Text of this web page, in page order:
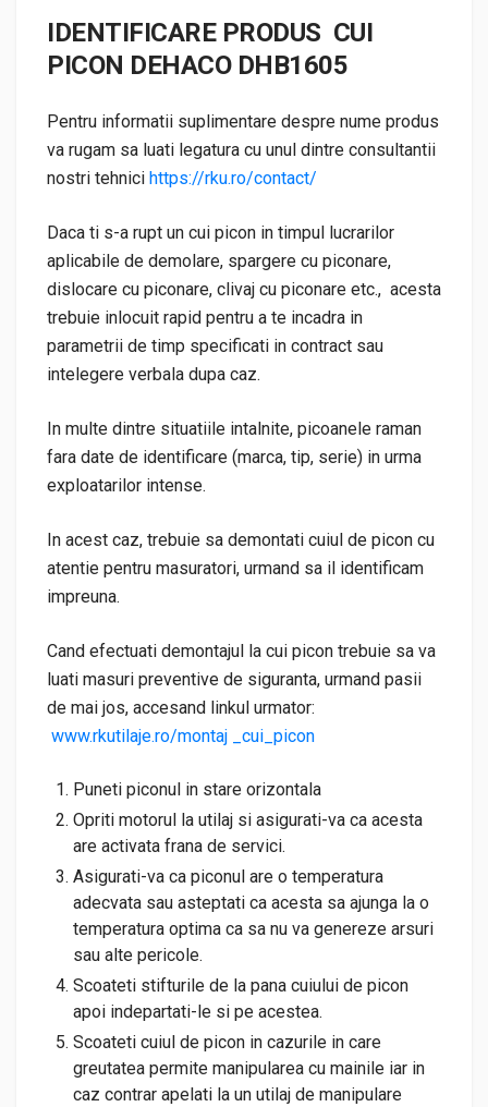
IDENTIFICARE PRODUS CUI
PICON DEHACO DHB1605
Pentru informatii suplimentare despre nume produs
va rugam sa luati legatura cu unul dintre consultantii
nostri tehnici https://rku.ro/contact/
Daca ti s-a rupt un cui picon in timpul lucrarilor
aplicabile de demolare, spargere cu piconare,
dislocare cu piconare, clivaj cu piconare etc., acesta
trebuie inlocuit rapid pentru a te incadra in
parametrii de timp specificati in contract sau
intelegere verbala dupa caz.
In multe dintre situatiile intalnite, picoanele raman
fara date de identificare (marca, tip, serie) in urma
exploatarilor intense.
In acest caz, trebuie sa demontati cuiul de picon cu
atentie pentru masuratori, urmand sa il identificam
impreuna.
Cand efectuati demontajul la cui picon trebuie sa va
luati masuri preventive de siguranta, urmand pasii
de mai jos, accesand linkul urmator:
www.rkutilaje.ro/montaj _cui_picon
Puneti piconul in stare orizontala
Opriti motorul la utilaj si asigurati-va ca acesta
are activata frana de servici.
Asigurati-va ca piconul are o temperatura
adecvata sau asteptati ca acesta sa ajunga la o
temperatura optima ca sa nu va genereze arsuri
sau alte pericole.
Scoateti stifturile de la pana cuiului de picon
apoi indepartati-le si pe acestea.
Scoateti cuiul de picon in cazurile in care
greutatea permite manipularea cu mainile iar in
caz contrar apelati la un utilaj de manipulare